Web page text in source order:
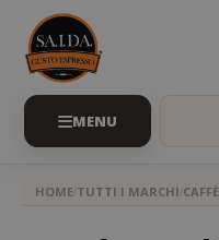
HOME TUTTI I MARCHI